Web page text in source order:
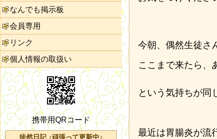
今朝、偶然生徒さ
ここまで来たら、
という気持ちが同
最近は胃腸炎が流
なんでも掲示板
会員専用
リンク
個人情報の取扱い
携帯用QRコード
徒然日記 ♪頑張って更新中♪